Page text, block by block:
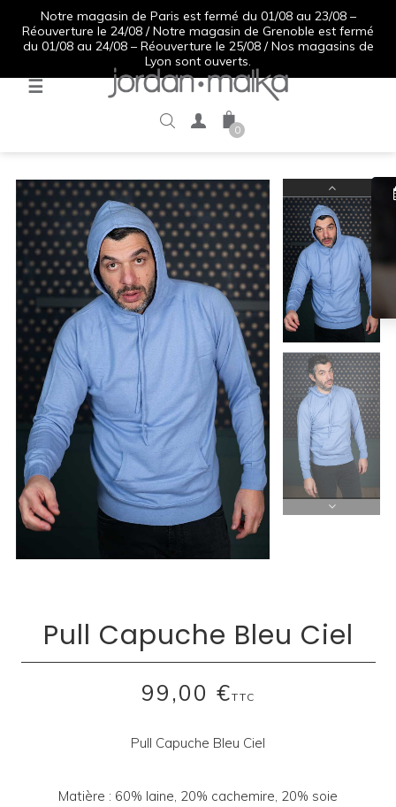
Notre magasin de Paris est fermé du 01/08 au 23/08 –
Réouverture le 24/08 / Notre magasin de Grenoble est fermé
du 01/08 au 24/08 – Réouverture le 25/08 / Nos magasins de
Lyon sont ouverts.
Basculer
☰
0
Pull Capuche Bleu Ciel
99,00 €TTC
Pull Capuche Bleu Ciel
Matière : 60% laine, 20% cachemire, 20% soie